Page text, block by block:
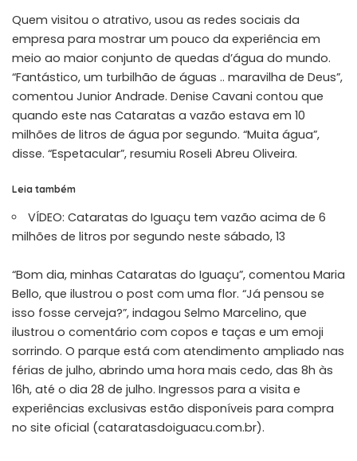
Quem visitou o atrativo, usou as redes sociais da
empresa para mostrar um pouco da experiência em
meio ao maior conjunto de quedas d’água do mundo.
“Fantástico, um turbilhão de águas .. maravilha de Deus”,
comentou Junior Andrade. Denise Cavani contou que
quando este nas Cataratas a vazão estava em 10
milhões de litros de água por segundo. “Muita água”,
disse. “Espetacular”, resumiu Roseli Abreu Oliveira.
Leia também
VÍDEO: Cataratas do Iguaçu tem vazão acima de 6
milhões de litros por segundo neste sábado, 13
“Bom dia, minhas Cataratas do Iguaçu”, comentou Maria
Bello, que ilustrou o post com uma flor. “Já pensou se
isso fosse cerveja?”, indagou Selmo Marcelino, que
ilustrou o comentário com copos e taças e um emoji
sorrindo. O parque está com atendimento ampliado nas
férias de julho, abrindo uma hora mais cedo, das 8h às
16h, até o dia 28 de julho. Ingressos para a visita e
experiências exclusivas estão disponíveis para compra
no site oficial (cataratasdoiguacu.com.br).